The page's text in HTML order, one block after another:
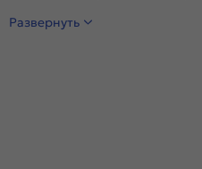
Развернуть